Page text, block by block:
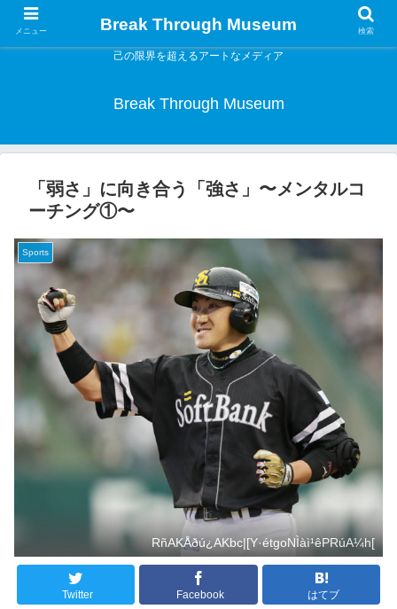
己の限界を超えるアートなメディア
Break Through Museum
「弱さ」に向き合う「強さ」〜メンタルコ
ーチング①〜
Sports
RñAKÅðú¿AKbc|[Y·étgoNÌàì¹êPRúA¼h[
Twitter Facebook はてブ
メニュー Break Through Museum 検索